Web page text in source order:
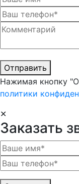
Отправить
Нажимая кнопку
политики
✕
Заказать